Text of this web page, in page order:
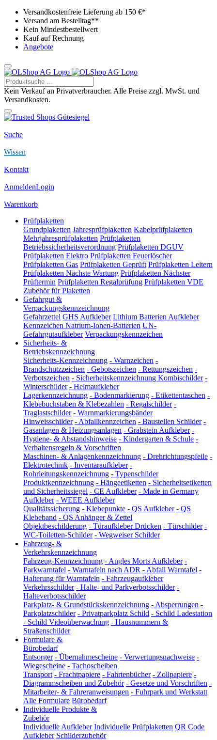
Versandkostenfreie Lieferung ab 150 €*
Versand am Bestelltag**
Kein Mindestbestellwert
Kauf auf Rechnung
Angebote
Kein Verkauf an Privatverbraucher. Alle Preise zzgl. MwSt. und
Versandkosten.
Suche
Wissen
Kontakt
AnmeldenLogin
Warenkorb
Prüfplaketten
Grundplaketten Jahresprüfplaketten Kabelprüfplaketten
Mehrjahresprüfplaketten Prüfplaketten
Betriebssicherheitsverordnung Prüfplaketten DGUV
Prüfplaketten Elektro Prüfplaketten Feuerlöscher
Prüfplaketten Gas Prüfplaketten Geprüft Prüfplaketten Leitern
Prüfplaketten Nächste Wartung Prüfplaketten Nächster
Prüftermin Prüfplaketten Regalprüfung Prüfplaketten VDE
Zubehör für Plaketten
Gefahrgut &
Verpackungskennzeichnung
Gefahrzettel GHS Aufkleber Lithium Batterien Aufkleber
Kennzeichen Natrium-Ionen-Batterien UN-
Gefahrgutaufkleber Verpackungskennzeichen
Sicherheits- &
Betriebskennzeichnung
Sicherheits-Kennzeichnung - Warnzeichen -
Brandschutzzeichen - Gebotszeichen - Rettungszeichen -
Verbotszeichen - Sicherheitskennzeichnung Kombischilder -
Winterschilder - Helmaufkleber
Lagerkennzeichnung - Bodenmarkierung - Etikettentaschen -
Klebebuchstaben & Klebezahlen - Regalschilder -
Traglastschilder - Warnmarkierungsbänder
Hinweisschilder - Abfallkennzeichen - Baustellen Schilder -
Gasanlagen & Heizungsanlagen - Grabstein Aufkleber -
Hygiene- & Abstandshinweise - Kindergarten & Schule -
Verhaltensregeln & Vorschriften
Maschinen- & Anlagenkennzeichnung - Drehrichtungspfeile -
Elektrotechnik - Inventaraufkleber -
Rohrleitungskennzeichnung - Typenschilder
Produktkennzeichnung - Hängeetiketten - Sicherheitsetiketten
und Sicherheitssiegel - CE Aufkleber - Made in Germany
Aufkleber - WEEE Aufkleber
Qualitätssicherung - Klebepunkte - QS Aufkleber - QS
Klebeband - QS Anhänger & Zettel
Objektbeschilderung - Türaufkleber Drücken - Türschilder -
WC-Toiletten-Schilder - Wegweiser Schilder
Fahrzeug- &
Verkehrskennzeichnung
Fahrzeug-Kennzeichnung - Angles Morts Aufkleber -
Parkwarntafel - Warntafeln nach ADR - Abfall Warntafel -
Halterung für Warntafeln - Fahrzeugaufkleber
Verkehrsschilder - Halte- und Parkverbotsschilder -
Halteverbotsschilder
Parkplatz- & Grundstückskennzeichnung - Absperrungen -
Parkplatzschilder - Privatparkplatz Schild - Schild Ladestation
- Schild Videoüberwachung - Hausnummern &
Straßenschilder
Formulare &
Bürobedarf
Entsorger - Übernahmescheine - Verwertungsnachweise -
Wiegescheine - Tachoscheiben
Transport - Frachtpapiere - Fahrtenbücher - Zollpapiere -
Diagrammscheiben und Zubehör - Gesetze und Vorschriften -
Mitarbeiter- & Fahreranweisungen - Fuhrpark und Werkstatt
Alle Formulare Bürobedarf
Individuelle Produkte &
Zubehör
Individuelle Aufkleber Individuelle Prüfplaketten QR Code
Aufkleber Schilderzubehör